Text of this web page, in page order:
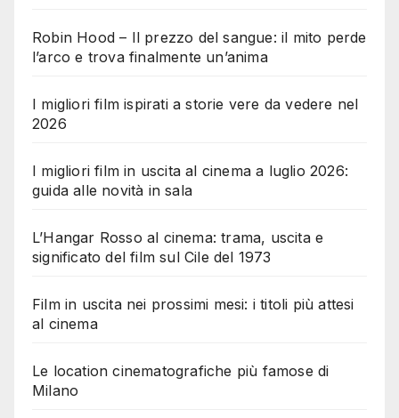
Robin Hood – Il prezzo del sangue: il mito perde
l’arco e trova finalmente un’anima
I migliori film ispirati a storie vere da vedere nel
2026
I migliori film in uscita al cinema a luglio 2026:
guida alle novità in sala
L’Hangar Rosso al cinema: trama, uscita e
significato del film sul Cile del 1973
Film in uscita nei prossimi mesi: i titoli più attesi
al cinema
Le location cinematografiche più famose di
Milano